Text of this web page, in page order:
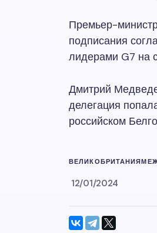
Премьер-
подписания
лидерами G7 на
Дмитрий
делегация
российском
ВЕЛИКОБРИТАНИЯ
12/01/2024